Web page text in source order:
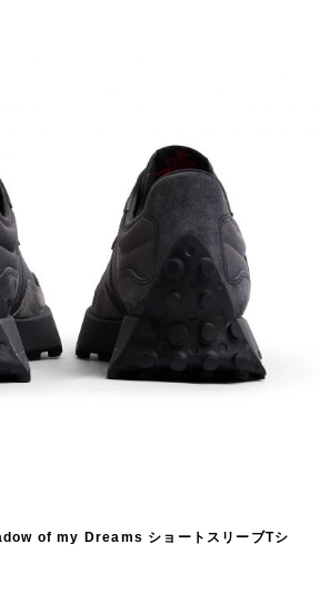
of my Dreams ショートスリーブTシ